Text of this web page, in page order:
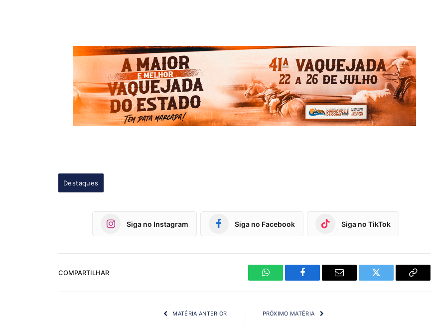
Destaques
Siga no Instagram Siga no Facebook Siga no TikTok
COMPARTILHAR
WhatsAppFacebook Email Twitter
Copy
MATÉRIA ANTERIOR PRÓXIMO MATÉRIA